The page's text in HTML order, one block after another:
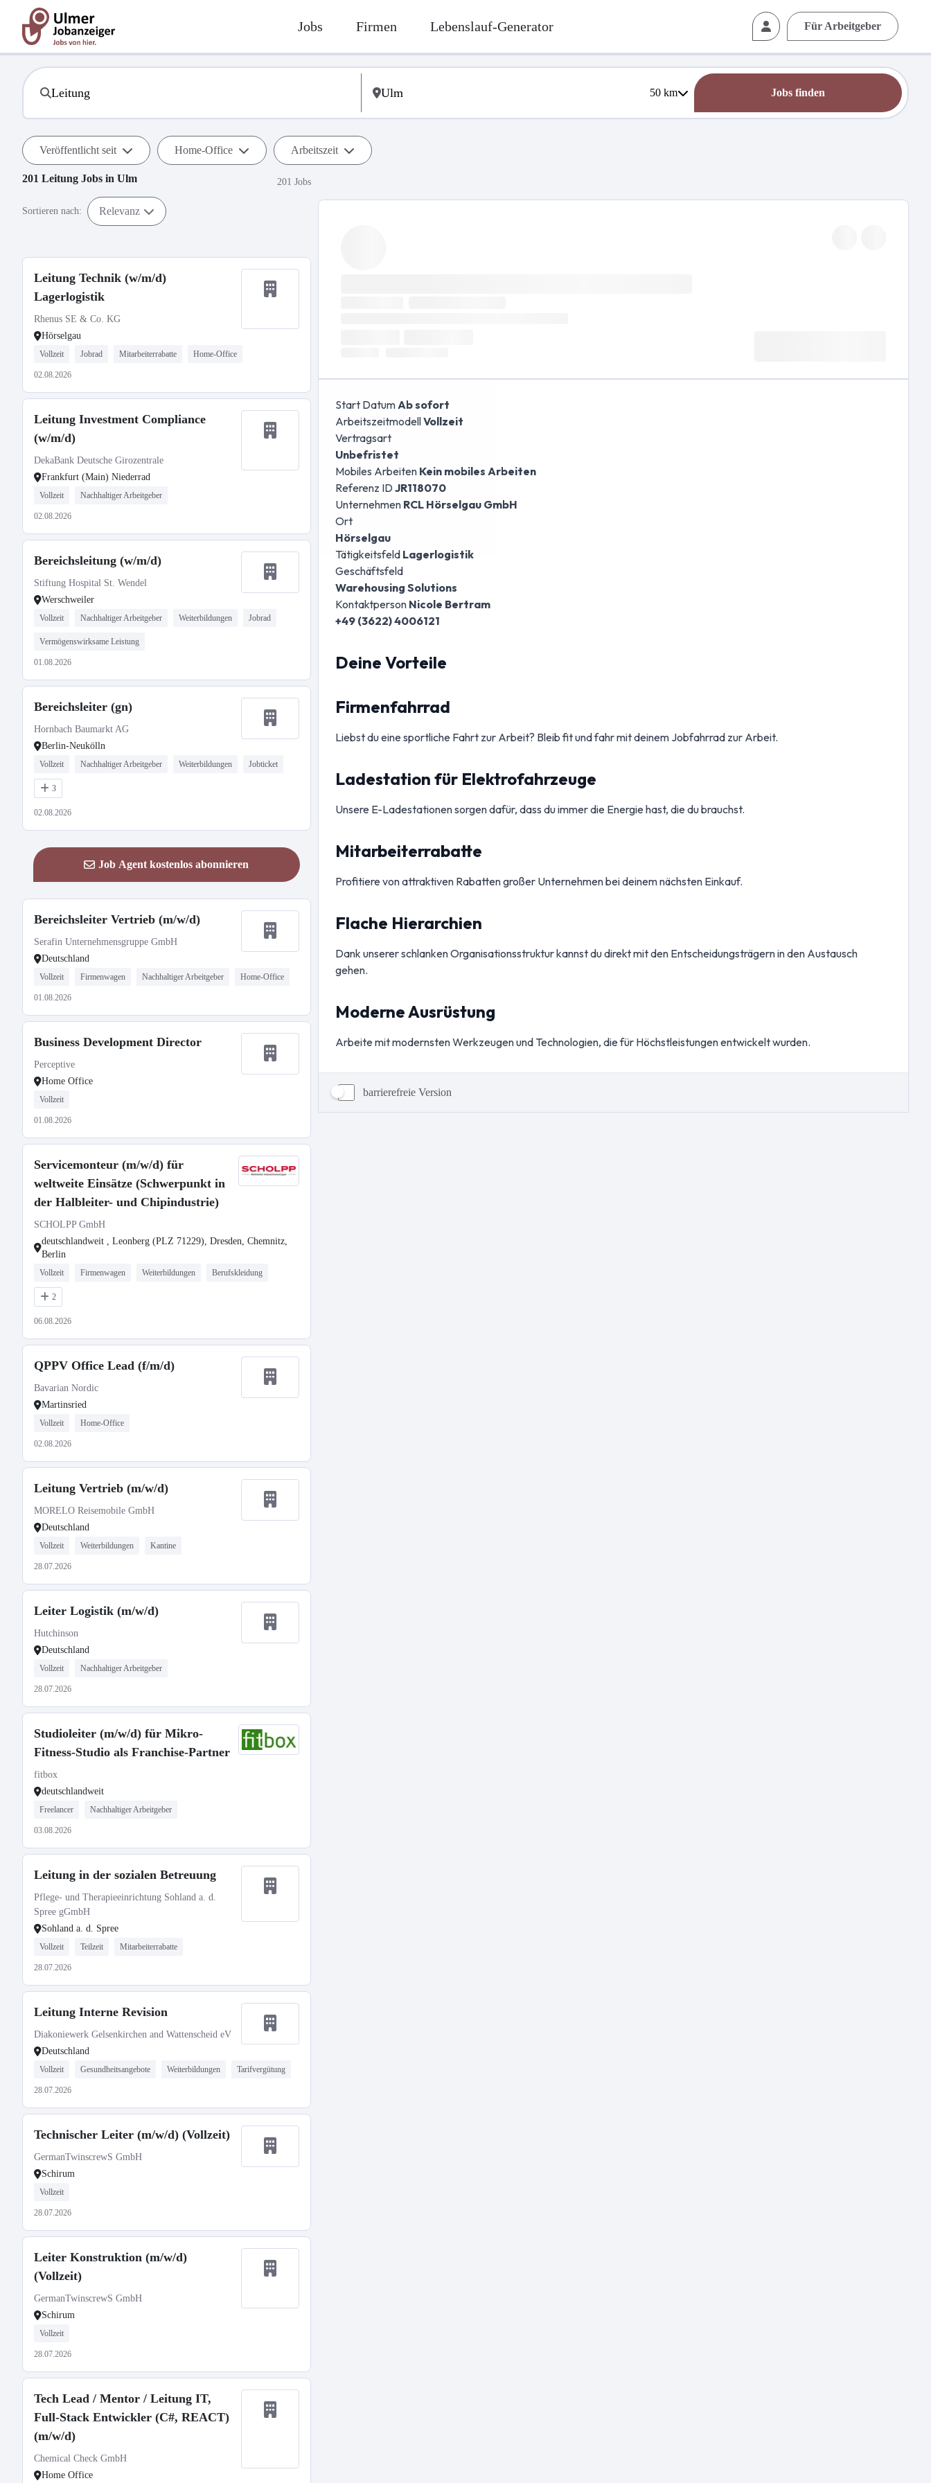
Jobs Firmen Lebenslauf-Generator Für Arbeitgeber
50km Jobs finden
Veröffentlicht seit Home-Office Arbeitszeit
201 Leitung Jobs in Ulm 201 Jobs
Sortieren nach: Relevanz
Leitung Technik (w/m/d)
Lagerlogistik
Rhenus SE & Co. KG
Hörselgau
Vollzeit Jobrad Mitarbeiterrabatte Home-Office
02.08.2026
Leitung Investment Compliance
(w/m/d)
DekaBank Deutsche Girozentrale
Frankfurt (Main) Niederrad
Vollzeit Nachhaltiger Arbeitgeber
02.08.2026
Bereichsleitung (w/m/d)
Stiftung Hospital St. Wendel
Werschweiler
Vollzeit Nachhaltiger Arbeitgeber Weiterbildungen Jobrad
Vermögenswirksame Leistung
01.08.2026
Bereichsleiter (gn)
Hornbach Baumarkt AG
Berlin-Neukölln
Vollzeit Nachhaltiger Arbeitgeber Weiterbildungen Jobticket
3
02.08.2026
Job Agent kostenlos abonnieren
Bereichsleiter Vertrieb (m/w/d)
Serafin Unternehmensgruppe GmbH
Deutschland
Vollzeit Firmenwagen Nachhaltiger Arbeitgeber Home-Office
01.08.2026
Business Development Director
Perceptive
Home Office
Vollzeit
01.08.2026
Servicemonteur (m/w/d) für
weltweite Einsätze (Schwerpunkt in
der Halbleiter- und Chipindustrie)
SCHOLPP GmbH
deutschlandweit , Leonberg (PLZ 71229), Dresden, Chemnitz,
Berlin
Vollzeit Firmenwagen Weiterbildungen Berufskleidung
2
06.08.2026
QPPV Office Lead (f/m/d)
Bavarian Nordic
Martinsried
Vollzeit Home-Office
02.08.2026
Leitung Vertrieb (m/w/d)
MORELO Reisemobile GmbH
Deutschland
Vollzeit Weiterbildungen Kantine
28.07.2026
Leiter Logistik (m/w/d)
Hutchinson
Deutschland
Vollzeit Nachhaltiger Arbeitgeber
28.07.2026
Studioleiter (m/w/d) für Mikro-
Fitness-Studio als Franchise-Partner
fitbox
deutschlandweit
Freelancer Nachhaltiger Arbeitgeber
03.08.2026
Leitung in der sozialen Betreuung
Pflege- und Therapieeinrichtung Sohland a. d.
Spree gGmbH
Sohland a. d. Spree
Vollzeit Teilzeit Mitarbeiterrabatte
28.07.2026
Leitung Interne Revision
Diakoniewerk Gelsenkirchen and Wattenscheid eV
Deutschland
Vollzeit Gesundheitsangebote Weiterbildungen Tarifvergütung
28.07.2026
Technischer Leiter (m/w/d) (Vollzeit)
GermanTwinscrewS GmbH
Schirum
Vollzeit
28.07.2026
Leiter Konstruktion (m/w/d)
(Vollzeit)
GermanTwinscrewS GmbH
Schirum
Vollzeit
28.07.2026
Tech Lead / Mentor / Leitung IT,
Full-Stack Entwickler (C#, REACT)
(m/w/d)
Chemical Check GmbH
Home Office
barrierefreie Version